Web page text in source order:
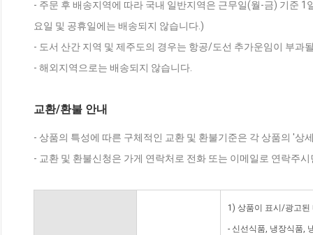
- 주문 후 배송지역에 따라 국내 일반지역은 근무일(월-금) 기준
요일 및 공휴일에는 배송되지 않습니다.)
- 도서 산간 지역 및 제주도의 경우는 항공/도선 추가운임이 부과
- 해외지역으로는 배송되지 않습니다.
교환/환불 안내
- 상품의 특성에 따른 구체적인 교환 및 환불기준은 각 상품의 '상
- 교환 및 환불신청은 가게 연락처로 전화 또는 이메일로 연락주
1) 상품이 표시/광고된
- 신선식품, 냉장식품,